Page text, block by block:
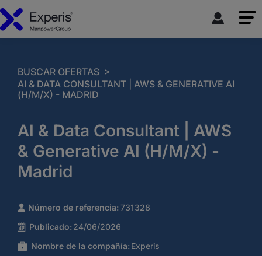
BUSCAR OFERTAS >
AI & DATA CONSULTANT | AWS & GENERATIVE AI
(H/M/X) - MADRID
AI & Data Consultant | AWS
& Generative AI (H/M/X) -
Madrid
Número de referencia: 731328
Publicado: 24/06/2026
Nombre de la compañía: Experis